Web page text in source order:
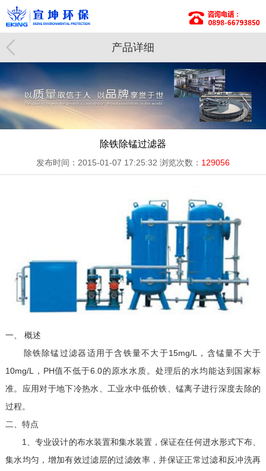
产品详细
除铁除锰过滤器
发布时间：2015-01-07 17:25:32 浏览次数： 129056
一、 概述
除铁除锰过滤器适用于含铁量不大于15mg/L，含锰量不大于
10mg/L，PH值不低于6.0的原水水质。处理后的水均能达到国家标
准。应用对于地下冷热水、工业水中低价铁、锰离子进行深度去除的
过程。
二、特点
1、专业设计的布水装置和集水装置，保证在任何进水形式下布、
集水均匀，增加有效过滤层的过滤效率，并保证正常过滤和反冲洗再